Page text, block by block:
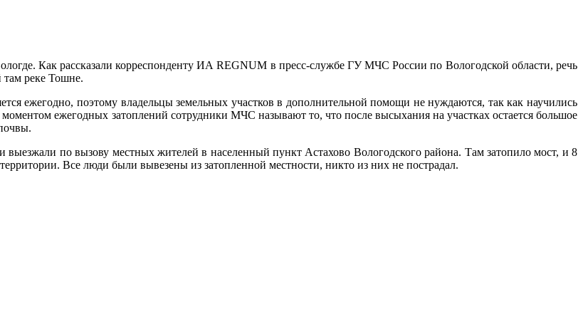
Как рассказали корреспонденту ИА REGNUM в пресс-службе ГУ МЧС России по Вологодской области, речь
реке Тошне.
ежегодно, поэтому владельцы земельных участков в дополнительной помощи не нуждаются, так как научились
ежегодных затоплений сотрудники МЧС называют то, что после высыхания на участках остается большое
по вызову местных жителей в населенный пункт Астахово Вологодского района. Там затопило мост, и 8
Все люди были вывезены из затопленной местности, никто из них не пострадал.